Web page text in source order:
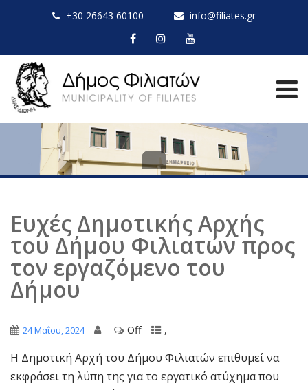
+30 26643 60100 info@filiates.gr
Ευχές Δημοτικής Αρχής
του Δήμου Φιλιατών προς
τον εργαζόμενο του
Δήμου
24 Μαΐου, 2024 Off ,
Η Δημοτική Αρχή του Δήμου Φιλιατών επιθυμεί να
εκφράσει τη λύπη της για το εργατικό ατύχημα που